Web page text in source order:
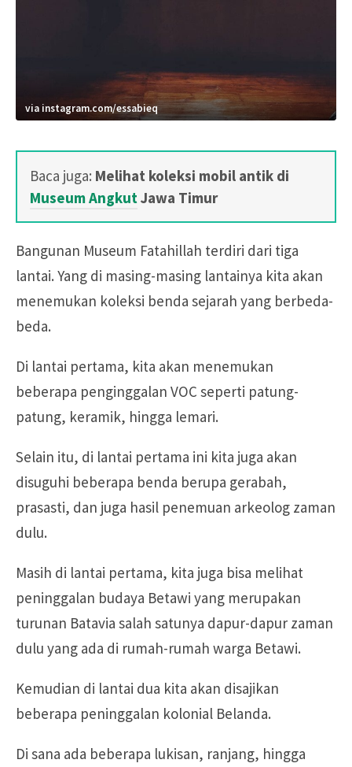
via instagram.com/essabieq
Baca juga: Melihat koleksi mobil antik di
Museum AngkutJawa Timur
Bangunan Museum Fatahillah terdiri dari tiga
lantai. Yang di masing-masing lantainya kita akan
menemukan koleksi benda sejarah yang berbeda-
beda.
Di lantai pertama, kita akan menemukan
beberapa penginggalan VOC seperti patung-
patung, keramik, hingga lemari.
Selain itu, di lantai pertama ini kita juga akan
disuguhi beberapa benda berupa gerabah,
prasasti, dan juga hasil penemuan arkeolog zaman
dulu.
Masih di lantai pertama, kita juga bisa melihat
peninggalan budaya Betawi yang merupakan
turunan Batavia salah satunya dapur-dapur zaman
dulu yang ada di rumah-rumah warga Betawi.
Kemudian di lantai dua kita akan disajikan
beberapa peninggalan kolonial Belanda.
Di sana ada beberapa lukisan, ranjang, hingga